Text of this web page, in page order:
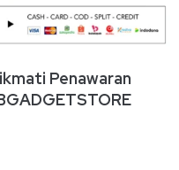
Penawaran